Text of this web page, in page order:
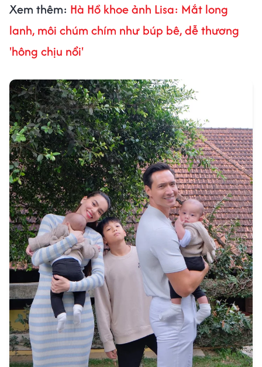
Xem thêm: Hà Hồ khoe ảnh Lisa: Mắt long
lanh, môi chúm chím như búp bê, dễ thương
'hông chịu nổi'